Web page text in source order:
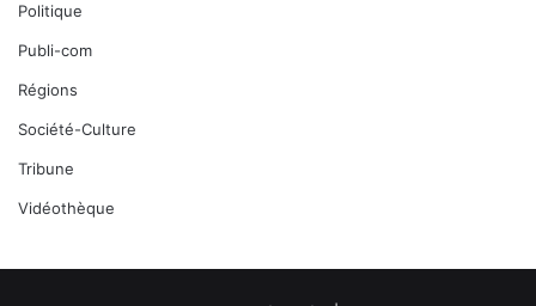
Politique
Publi-com
Régions
Société-Culture
Tribune
Vidéothèque